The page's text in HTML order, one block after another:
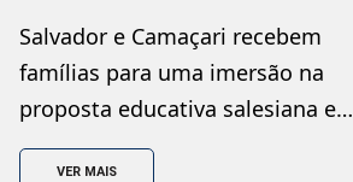
programação repleta de
espiritualidade, partilha e
integração. Ao longo dos dois
dias, os participantes
vivenciaram momentos […]
Salvador e Camaçari recebem
famílias para uma imersão na
proposta educativa salesiana e
no lançamento da Campanha de
VER MAIS